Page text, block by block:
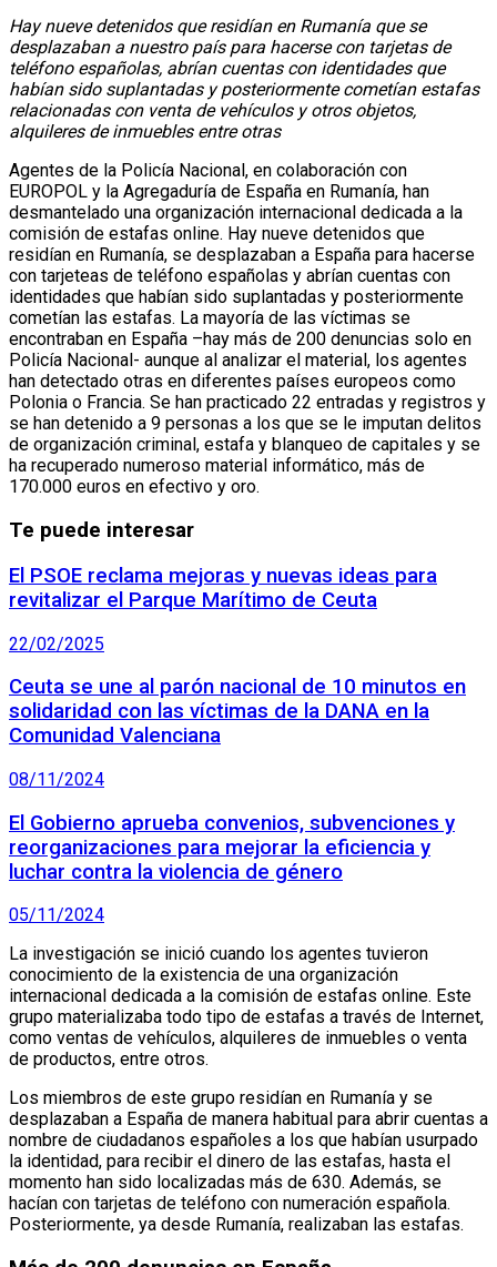
Hay nueve detenidos que residían en Rumanía que se
desplazaban a nuestro país para hacerse con tarjetas de
teléfono españolas, abrían cuentas con identidades que
habían sido suplantadas y posteriormente cometían estafas
relacionadas con venta de vehículos y otros objetos,
alquileres de inmuebles entre otras
Agentes de la Policía Nacional, en colaboración con
EUROPOL y la Agregaduría de España en Rumanía, han
desmantelado una organización internacional dedicada a la
comisión de estafas online. Hay nueve detenidos que
residían en Rumanía, se desplazaban a España para hacerse
con tarjeteas de teléfono españolas y abrían cuentas con
identidades que habían sido suplantadas y posteriormente
cometían las estafas. La mayoría de las víctimas se
encontraban en España –hay más de 200 denuncias solo en
Policía Nacional- aunque al analizar el material, los agentes
han detectado otras en diferentes países europeos como
Polonia o Francia. Se han practicado 22 entradas y registros y
se han detenido a 9 personas a los que se le imputan delitos
de organización criminal, estafa y blanqueo de capitales y se
ha recuperado numeroso material informático, más de
170.000 euros en efectivo y oro.
Te puede interesar
El PSOE reclama mejoras y nuevas ideas para
revitalizar el Parque Marítimo de Ceuta
22/02/2025
Ceuta se une al parón nacional de 10 minutos en
solidaridad con las víctimas de la DANA en la
Comunidad Valenciana
08/11/2024
El Gobierno aprueba convenios, subvenciones y
reorganizaciones para mejorar la eficiencia y
luchar contra la violencia de género
05/11/2024
La investigación se inició cuando los agentes tuvieron
conocimiento de la existencia de una organización
internacional dedicada a la comisión de estafas online. Este
grupo materializaba todo tipo de estafas a través de Internet,
como ventas de vehículos, alquileres de inmuebles o venta
de productos, entre otros.
Los miembros de este grupo residían en Rumanía y se
desplazaban a España de manera habitual para abrir cuentas a
nombre de ciudadanos españoles a los que habían usurpado
la identidad, para recibir el dinero de las estafas, hasta el
momento han sido localizadas más de 630. Además, se
hacían con tarjetas de teléfono con numeración española.
Posteriormente, ya desde Rumanía, realizaban las estafas.